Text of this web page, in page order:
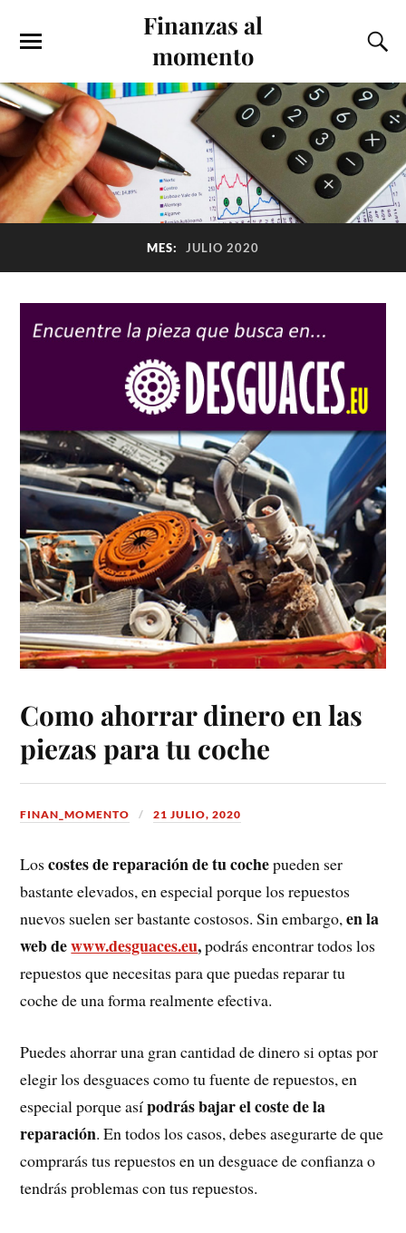
Finanzas al
momento
MES: JULIO 2020
Como ahorrar dinero en las
piezas para tu coche
FINAN_MOMENTO 21 JULIO, 2020
Loscostes de reparación de tu cochepueden ser
bastante elevados, en especial porque los repuestos
nuevos suelen ser bastante costosos. Sin embargo,en la
web dewww.desguaces.eu,podrás encontrar todos los
repuestos que necesitas para que puedas reparar tu
coche de una forma realmente efectiva.
Puedes ahorrar una gran cantidad de dinero si optas por
elegir los desguaces como tu fuente de repuestos, en
especial porque asípodrás bajar el coste de la
reparación. En todos los casos, debes asegurarte de que
comprarás tus repuestos en un desguace de confianza o
tendrás problemas con tus repuestos.